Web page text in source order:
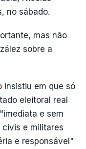
no sábado.
mas não
sobre a
insistiu em que só
eleitoral real
e sem
e militares
e responsável"